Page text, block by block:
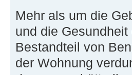
Mehr als um die
und die
Bestandteil von
der Wohnung